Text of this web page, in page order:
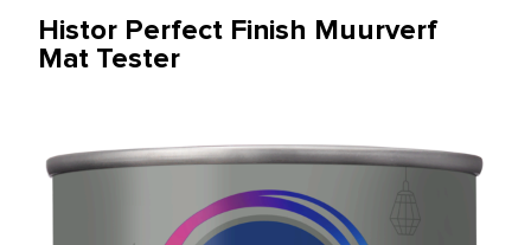
Histor Perfect Finish Muurverf
Mat Tester